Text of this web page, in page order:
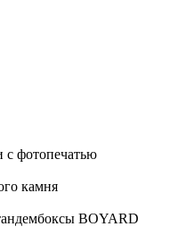
фотопечатью
камня
BOYARD